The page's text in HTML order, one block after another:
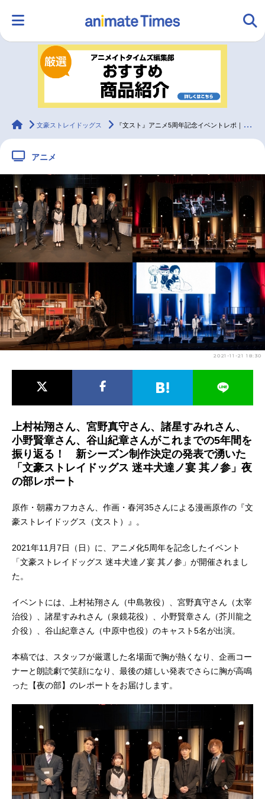
ランキング アニメ
ラジオ みんなの声
2.5次元 配信・Vtuber トレンド 無料マンガ
最新記事一覧
アニメ記事一覧 声優記事一覧
アニメ映画一覧 実写化映画一覧
今期アニメ曜日別一覧
春アニメ 夏アニメ
男性声優/女性声優一覧
animateTimes
文豪ストレイドッグス 『文スト』アニメ5周年記念イベントレポ｜胸が熱くなるスタッフ厳選の名場面
アニメ
2021-11-21 18:30
上村祐翔さん、宮野真守さん、諸星すみれさん、
小野賢章さん、谷山紀章さんがこれまでの5年間を
振り返る！ 新シーズン制作決定の発表で湧いた
「文豪ストレイドッグス 迷ヰ犬達ノ宴 其ノ参」夜
の部レポート
原作・朝霧カフカさん、作画・春河35さんによる漫画原作の『文
豪ストレイドッグス（文スト）』。
2021年11月7日（日）に、アニメ化5周年を記念したイベント
「文豪ストレイドッグス 迷ヰ犬達ノ宴 其ノ参」が開催されまし
た。
イベントには、上村祐翔さん（中島敦役）、宮野真守さん（太宰
治役）、諸星すみれさん（泉鏡花役）、小野賢章さん（芥川龍之
介役）、谷山紀章さん（中原中也役）のキャスト5名が出演。
本稿では、スタッフが厳選した名場面で胸が熱くなり、企画コー
ナーと朗読劇で笑顔になり、最後の嬉しい発表でさらに胸が高鳴
った【夜の部】のレポートをお届けします。